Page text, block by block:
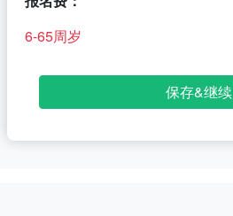
6-65周岁
保存&继续